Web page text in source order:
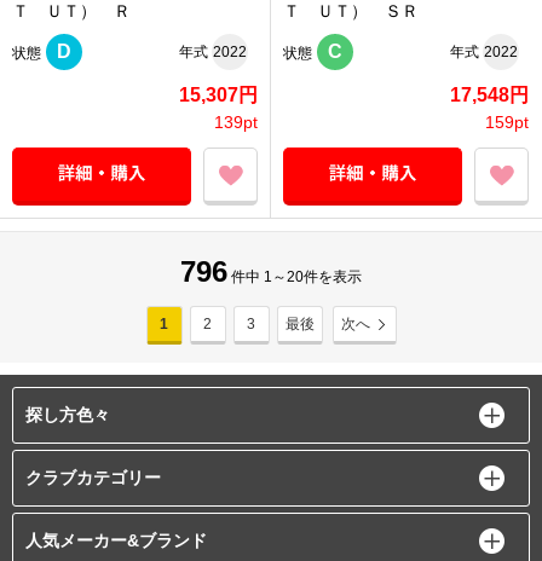
Ｔ ＵＴ） Ｒ
状態 D 年式 2022
15,307円
139pt
Ｔ ＵＴ） ＳＲ
状態 C 年式 2022
17,548円
159pt
796 件中 1～20件を表示
1 2 3 最後 次へ
探し方色々
クラブカテゴリー
人気メーカー&ブランド